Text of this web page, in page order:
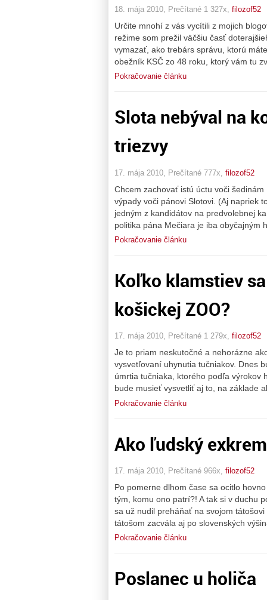
18. mája 2010, Prečítané 1 327x, filozof52
Určite mnohí z vás vycítili z mojich
režime som prežil väčšiu časť
vymazať, ako trebárs správu, ktorú
obežník KSČ zo 48 roku, ktorý vám tu
Pokračovanie článku
Slota nebýval na
triezvy
17. mája 2010, Prečítané 777x, filozof52
Chcem zachovať istú úctu voči
výpady voči pánovi Slotovi. (Aj napriek
jedným z kandidátov na predvolebnej
politika pána Mečiara je iba obyčajným
Pokračovanie článku
Koľko klamstiev
košickej ZOO?
17. mája 2010, Prečítané 1 279x, filozof52
Je to priam neskutočné a nehorázne
vysvetľovaní uhynutia tučniakov. Dnes
úmrtia tučniaka, ktorého podľa výrokov
bude musieť vysvetliť aj to, na základe
Pokračovanie článku
Ako ľudský
17. mája 2010, Prečítané 966x, filozof52
Po pomerne dlhom čase sa ocitlo
tým, komu ono patrí?! A tak si v duchu
sa už nudil preháňať na svojom
tátošom zacvála aj po slovenských
Pokračovanie článku
Poslanec u holiča